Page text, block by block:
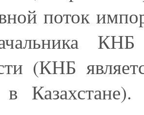
поток
(КНБ